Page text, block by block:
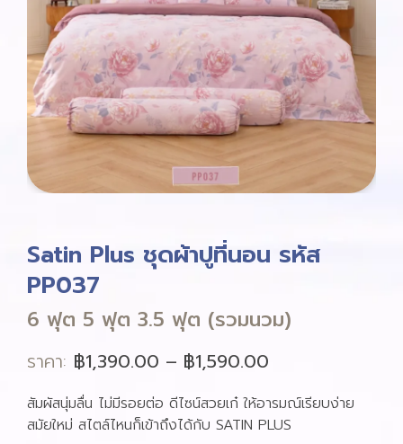
Satin Plus ชุดผ้าปูที่นอน รหัส
PP037
6 ฟุต 5 ฟุต 3.5 ฟุต (รวมนวม)
ราคา: ฿1,390.00 – ฿1,590.00
สัมผัสนุ่มลื่น ไม่มีรอยต่อ ดีไซน์สวยเก๋ ให้อารมณ์เรียบง่าย
สมัยใหม่ สไตล์ไหนก็เข้าถึงได้กับ SATIN PLUS